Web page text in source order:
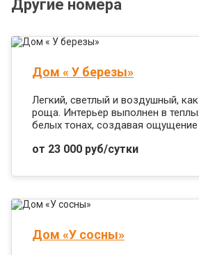
Другие номера
Дом « У березы»
Легкий, светлый и воздушный,
роща. Интерьер выполнен в
белых тонах, создавая ощущение
от 23 000 руб/сутки
Дом «У сосны»